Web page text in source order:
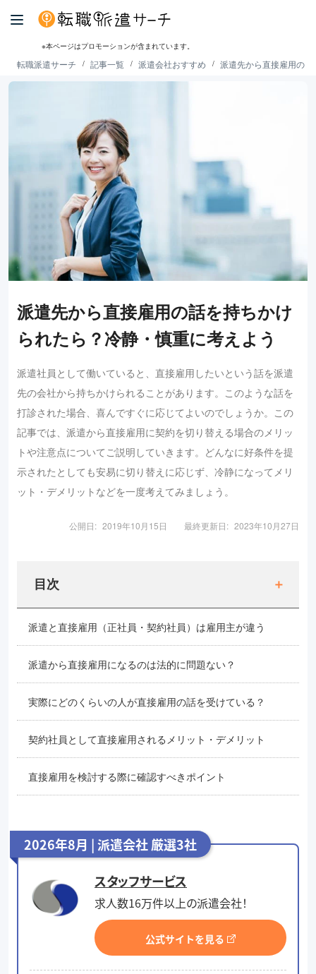
※本ページはプロモーションが含まれています。
転職派遣サーチ 記事一覧 派遣会社おすすめ 派遣先から直接雇用の
派遣先から直接雇用の話を持ちかけ
られたら？冷静・慎重に考えよう
派遣社員として働いていると、直接雇用したいという話を派遣
先の会社から持ちかけられることがあります。このような話を
打診された場合、喜んですぐに応じてよいのでしょうか。この
記事では、派遣から直接雇用に契約を切り替える場合のメリッ
トや注意点についてご説明していきます。どんなに好条件を提
示されたとしても安易に切り替えに応じず、冷静になってメリ
ット・デメリットなどを一度考えてみましょう。
公開日: 2019年10月15日 最終更新日: 2023年10月27日
目次
派遣と直接雇用（正社員・契約社員）は雇用主が違う
派遣から直接雇用になるのは法的に問題ない？
実際にどのくらいの人が直接雇用の話を受けている？
契約社員として直接雇用されるメリット・デメリット
直接雇用を検討する際に確認すべきポイント
2026年8月 | 派遣会社 厳選3社
スタッフサービス
求人数16万件以上の派遣会社！
公式サイトを見る